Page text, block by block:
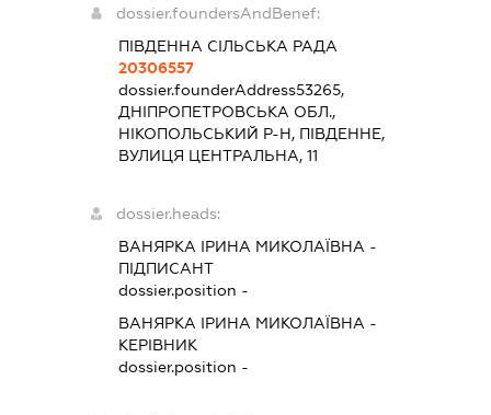
dossier.foundersAndBenef:
ПІВДЕННА СІЛЬСЬКА РАДА
20306557
dossier.founderAddress53265,
ДНІПРОПЕТРОВСЬКА ОБЛ.,
НІКОПОЛЬСЬКИЙ Р-Н, ПІВДЕННЕ,
ВУЛИЦЯ ЦЕНТРАЛЬНА, 11
dossier.heads:
ВАНЯРКА ІРИНА МИКОЛАЇВНА -
ПІДПИСАНТ
dossier.position -
ВАНЯРКА ІРИНА МИКОЛАЇВНА -
КЕРІВНИК
dossier.position -